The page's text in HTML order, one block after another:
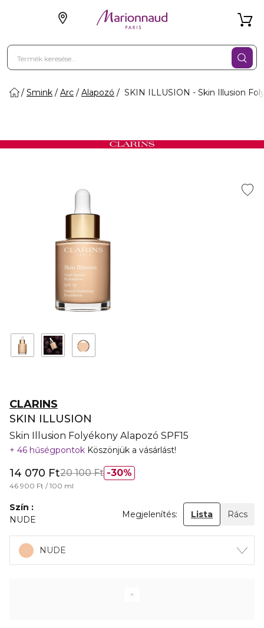
Smink Arc Alapozó SKIN ILLUSION - Skin Illusion
CLARINS
SKIN ILLUSION
Skin Illusion Folyékony Alapozó SPF15
46 hűségpontok Köszönjük a vásárlást!
30%
14 070 Ft20 100 Ft
46 900 Ft / 100 ml
Szín
NUDE
Megjelenítés: Lista Rács
NUDE